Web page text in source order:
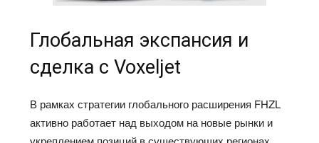
Глобальная экспансия и
сделка с Voxeljet
В рамках стратегии глобального расширения FHZL
активно работает над выходом на новые рынки и